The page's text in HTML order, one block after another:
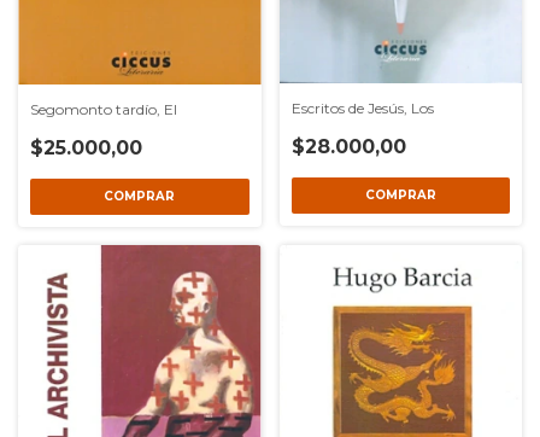
Segomonto tardío, El
$25.000,00
Escritos de Jesús, Los
$28.000,00